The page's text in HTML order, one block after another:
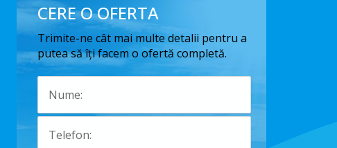
CERE O OFERTA
Trimite-ne cât mai multe detalii pentru a
putea să îți facem o ofertă completă.